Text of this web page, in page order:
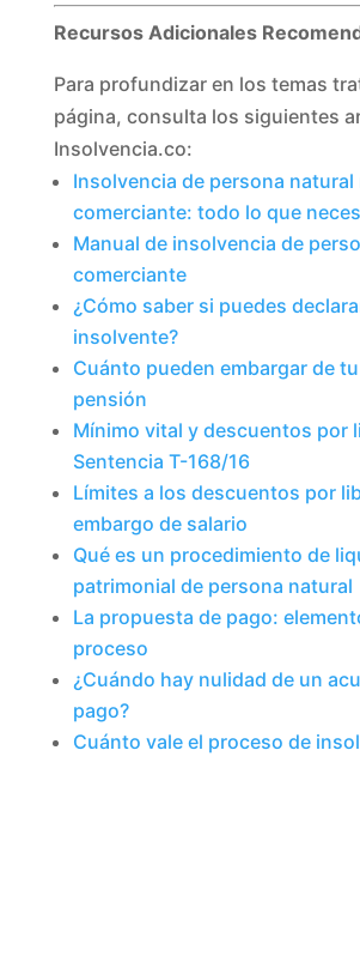
Recursos Adicionales
Para profundizar en los temas
página, consulta los siguientes
Insolvencia.co:
Insolvencia de persona natural
comerciante: todo lo que
Manual de insolvencia de
comerciante
¿Cómo saber si puedes
insolvente?
Cuánto pueden embargar de
pensión
Mínimo vital y descuentos por
Sentencia T-168/16
Límites a los descuentos por
embargo de salario
Qué es un procedimiento de
patrimonial de persona natural
La propuesta de pago:
proceso
¿Cuándo hay nulidad de un
pago?
Cuánto vale el proceso de